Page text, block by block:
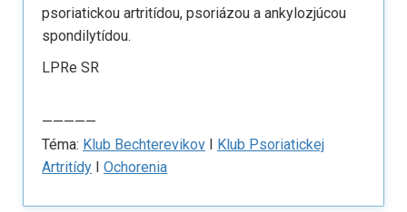
psoriatickou artritídou, psoriázou a ankylozjúcou
spondilytídou.
LPRe SR
—————
Téma: Klub Bechterevikov I Klub Psoriatickej
Artritídy I Ochorenia